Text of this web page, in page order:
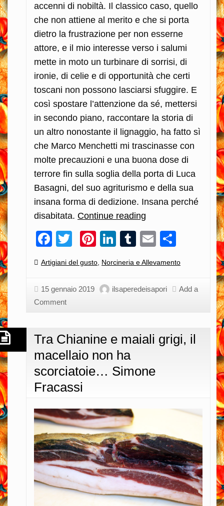
accenni di nobiltà. Il classico caso, quello
che non attiene al merito e che si porta
dietro la frustrazione per non esserne
attore, e il mio interesse verso i salumi
mette in moto un turbinare di sorrisi, di
ironie, di celie e di opportunità che certi
toscani non possono lasciarsi sfuggire. E
così spostare l’attenzione da sé, mettersi
in secondo piano, raccontare la storia di
un altro nonostante il lignaggio, ha fatto sì
che Marco Menchetti mi trascinasse con
molte precauzioni e una buona dose di
terrore fin sulla soglia della porta di Luca
Basagni, del suo agriturismo e della sua
insana forma di dedizione. Insana perché
disabitata. Continue reading
toscane,
salumi,
osti
una
Basagni
Facebook
TwitterPinterest
LinkedIn
Tumblr
Email
Categories:
Artigiani del gusto Norcineria e Allevamento
15 gennaio 2019 ilsaperedeisapori
Add a
Comment
Tra Chianine e maiali grigi, il
macellaio non ha
scorciatoie… Simone
Fracassi